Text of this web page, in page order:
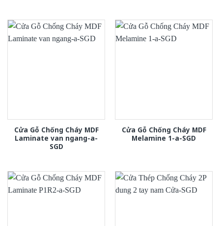
Cửa Gỗ Chống Cháy MDF
Laminate van ngang-a-
SGD
Cửa Gỗ Chống Cháy MDF
Melamine 1-a-SGD